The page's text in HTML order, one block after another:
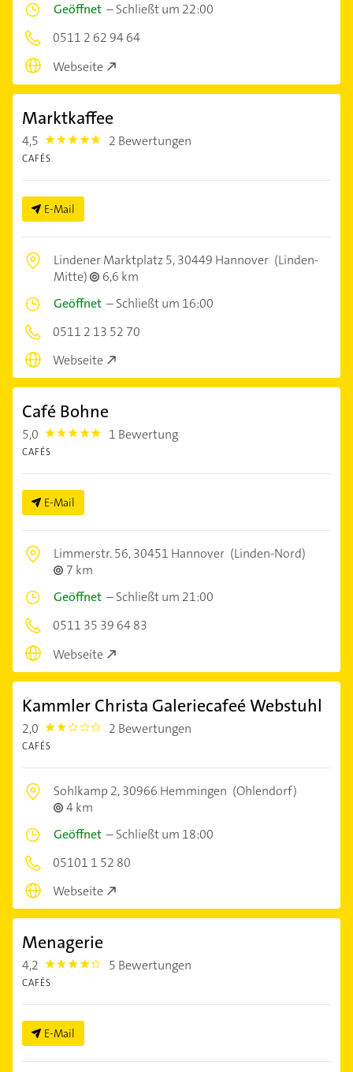
Geöffnet –Schließt um 22:00
0511 2 62 94 64
Webseite
Marktkaffee
4,5 4.5 2 Bewertungen
CAFÉS
E-Mail
Lindener Marktplatz 5,30449 Hannover (Linden-
Mitte)
6,6 km
Geöffnet –Schließt um 16:00
0511 2 13 52 70
Webseite
Café Bohne
5,0 5.0 1 Bewertung
CAFÉS
E-Mail
Limmerstr. 56,30451 Hannover (Linden-Nord)
7 km
Geöffnet –Schließt um 21:00
0511 35 39 64 83
Webseite
Kammler Christa Galeriecafeé Webstuhl
2,0 2.0 2 Bewertungen
CAFÉS
Sohlkamp 2,30966 Hemmingen (Ohlendorf)
4 km
Geöffnet –Schließt um 18:00
05101 1 52 80
Webseite
Menagerie
4,2 4.2000003 5 Bewertungen
CAFÉS
E-Mail